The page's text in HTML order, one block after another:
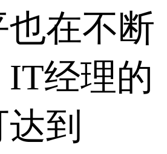
也在不断
经理的
到